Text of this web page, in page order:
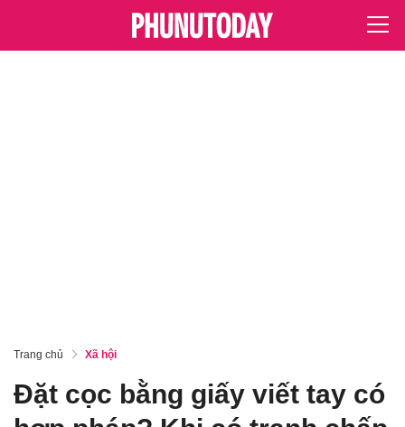
Trang chủ Xã hội
Đặt cọc bằng giấy viết tay có